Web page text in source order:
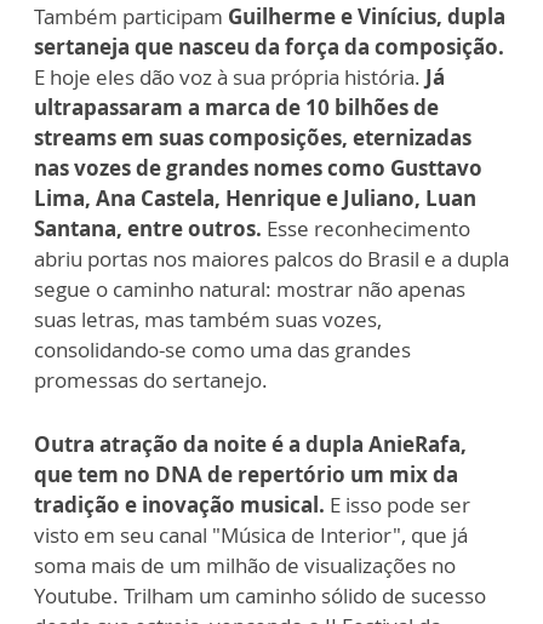
Também participam Guilherme e Vinícius, dupla
sertaneja que nasceu da força da composição.
E hoje eles dão voz à sua própria história. Já
ultrapassaram a marca de 10 bilhões de
streams em suas composições, eternizadas
nas vozes de grandes nomes como Gusttavo
Lima, Ana Castela, Henrique e Juliano, Luan
Santana, entre outros. Esse reconhecimento
abriu portas nos maiores palcos do Brasil e a dupla
segue o caminho natural: mostrar não apenas
suas letras, mas também suas vozes,
consolidando-se como uma das grandes
promessas do sertanejo.
Outra atração da noite é a dupla AnieRafa,
que tem no DNA de repertório um mix da
tradição e inovação musical. E isso pode ser
visto em seu canal "Música de Interior", que já
soma mais de um milhão de visualizações no
Youtube. Trilham um caminho sólido de sucesso